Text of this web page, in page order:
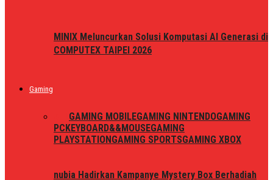
MINIX Meluncurkan Solusi Komputasi AI Generasi di
COMPUTEX TAIPEI 2026
Gaming
GAMING MOBILEGAMING NINTENDOGAMING
PCKEYBOARD&&MOUSEGAMING
PLAYSTATIONGAMING SPORTSGAMING XBOX
nubia Hadirkan Kampanye Mystery Box Berhadiah